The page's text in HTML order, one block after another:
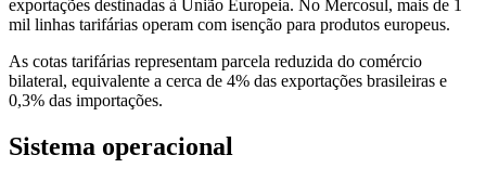
exportações destinadas à União Europeia. No Mercosul, mais de 1
mil linhas tarifárias operam com isenção para produtos europeus.
As cotas tarifárias representam parcela reduzida do comércio
bilateral, equivalente a cerca de 4% das exportações brasileiras e
0,3% das importações.
Sistema operacional